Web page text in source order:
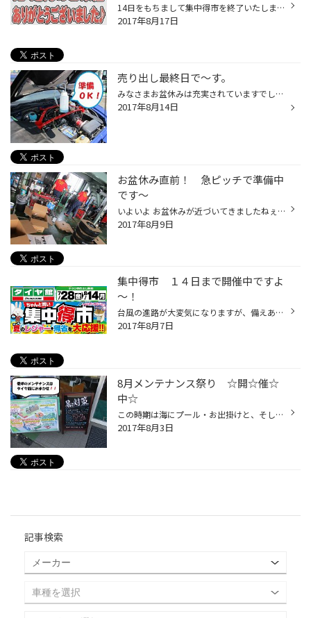
14日をもちまして集中得市を終了いたしました。 期間中はたくさんのお客様にご来店を賜りまして、スタッフ一同、感謝しております。。 特に今回の大売り出しでは、広い地域（遠方）からもたくさんご来店いただきました！ 本当に、本当にありがたいことです。。。。 重ねて御礼申し上げます。 さて・...
2017年8月17日
売り出し最終日で～す。
みなさまお盆休みは充実されていますでしょうか？ ７月末より行っていました『集中得市』の売り出しの最終日を迎えました。 沢山のご来店誠にありがとうございました。 タイヤ館太子は明日１５日（火）と１６日（水）はお休みさせて頂きますが １７日からは更にパワーアップして営業致しますのでド...
2017年8月14日
お盆休み直前！ 急ピッチで準備中
です～
いよいよ お盆休みが近づいてきましたねぇ＝＝ タイヤ館太子でもロングドライブに備えたお客様のタイヤ交換・オイル交換など 連日たくさんのお客様にお越しいただいております～ 毎度ありがとうございます！ 今日はご注文いただいているアルミホイールが ”ドサっ” と入荷いたしましたので 古林スタ...
2017年8月9日
集中得市 １４日まで開催中ですよ
～！
台風の進路が大変気になりますが、備えあれば憂い無し！！ 大きな被害が出ないことを祈るばかりです・・・ 現在好評開催中の「集中得市」ですが１４日の月曜日まで開催中です！！ 連休前の愛車の点検がまだお済でないオーナー様もせっかくの この機会に点検をして、楽しく安全に走行していただきた...
2017年8月7日
8月メンテナンス祭り ☆開☆催☆
中☆
この時期は海にプール・お出掛けと、そしてロードサービス！！ ８月のこの時期はロードサービスの利用・出動が多くなるのですΣ（・ω・） なぜなら色々とお車を使用する機会が多くなります。 そうするとメンテナンスが疎かになってしまい、例えばバッテリーがあがってしまったり、タイヤの空気圧をみ...
2017年8月3日
記事検索